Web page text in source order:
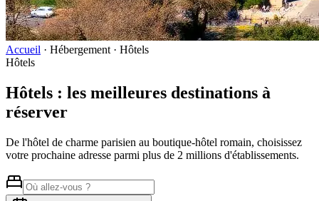
Accueil · Hébergement · Hôtels
Hôtels
Hôtels : les meilleures destinations à
réserver
De l'hôtel de charme parisien au boutique-hôtel romain, choisissez
votre prochaine adresse parmi plus de 2 millions d'établissements.